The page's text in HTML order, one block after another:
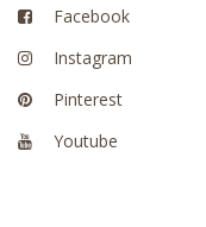
Facebook
Instagram
Pinterest
Youtube